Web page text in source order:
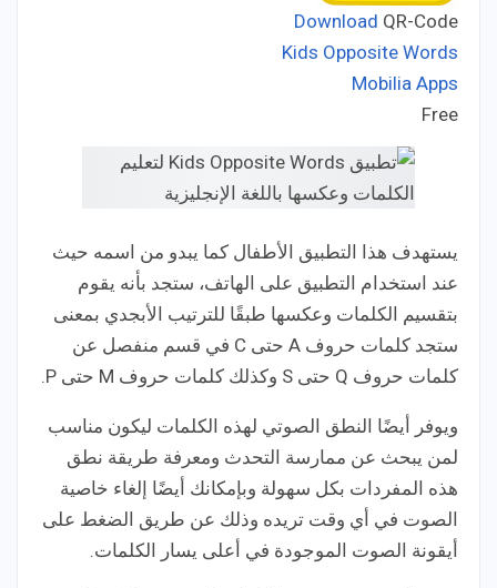
Download QR-Code
Kids Opposite Words
Mobilia Apps
Free
يستهدف هذا التطبيق الأطفال كما يبدو من اسمه حيث
عند استخدام التطبيق على الهاتف، ستجد بأنه يقوم
بتقسيم الكلمات وعكسها طبقًا للترتيب الأبجدي بمعنى
ستجد كلمات حروف A حتى C في قسم منفصل عن
كلمات حروف Q حتى S وكذلك كلمات حروف M حتى P.
ويوفر أيضًا النطق الصوتي لهذه الكلمات ليكون مناسب
لمن يبحث عن ممارسة التحدث ومعرفة طريقة نطق
هذه المفردات بكل سهولة وبإمكانك أيضًا إلغاء خاصية
الصوت في أي وقت تريده وذلك عن طريق الضغط على
أيقونة الصوت الموجودة في أعلى يسار الكلمات.